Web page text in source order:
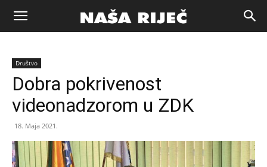
Naša
riječ
Društvo
Dobra pokrivenost
videonadzorom u ZDK
18. Maja 2021.